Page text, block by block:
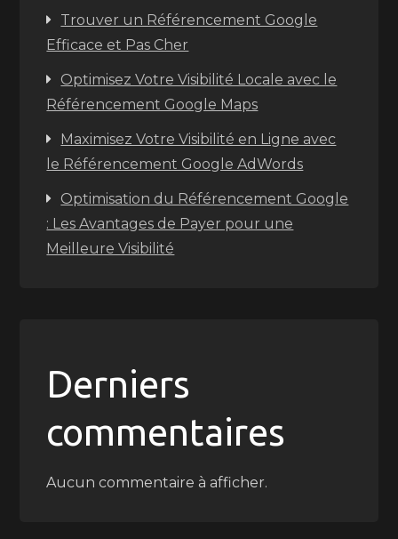
Trouver un Référencement Google
Efficace et Pas Cher
Optimisez Votre Visibilité Locale avec le
Référencement Google Maps
Maximisez Votre Visibilité en Ligne avec
le Référencement Google AdWords
Optimisation du Référencement Google
: Les Avantages de Payer pour une
Meilleure Visibilité
Derniers
commentaires
Aucun commentaire à afficher.